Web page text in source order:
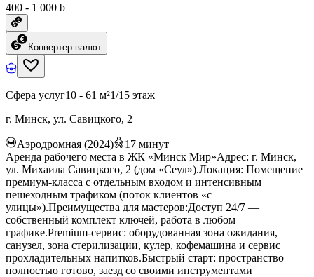
400 - 1 000 ƃ
Конвертер валют
Сфера услуг10 - 61 м²1/15 этаж
г. Минск, ул. Савицкого, 2
Аэродромная (2024) 17 минут
Аренда рабочего места в ЖК «Минск Мир»Адрес: г. Минск,
ул. Михаила Савицкого, 2 (дом «Сеул»).Локация: Помещение
премиум-класса с отдельным входом и интенсивным
пешеходным трафиком (поток клиентов «с
улицы»).Преимущества для мастеров:Доступ 24/7 —
собственный комплект ключей, работа в любом
графике.Premium-сервис: оборудованная зона ожидания,
санузел, зона стерилизации, кулер, кофемашина и сервис
прохладительных напитков.Быстрый старт: пространство
полностью готово, заезд со своими инструментами